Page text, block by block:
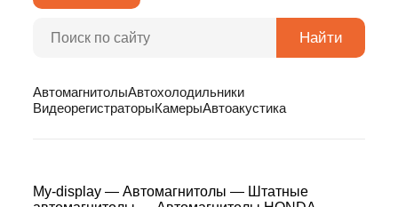
Найти
АвтомагнитолыАвтохолодильники
ВидеорегистраторыКамерыАвтоакустика
My-display — Автомагнитолы — Штатные